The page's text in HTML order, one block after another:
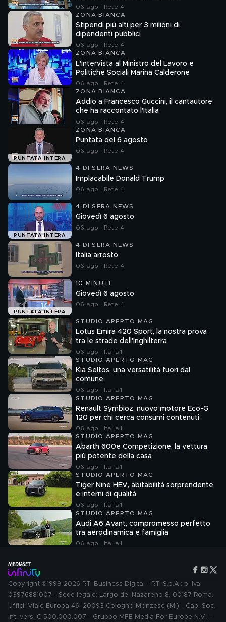
06 ago | Rete 4
ZONA BIANCA
Stipendi più alti per 3 milioni di
dipendenti pubblici
06 ago | Rete 4
ZONA BIANCA
L'intervista al Ministro del Lavoro e
Politiche Sociali Marina Calderone
06 ago | Rete 4
ZONA BIANCA
Addio a Francesco Guccini, il cantautore
che ha raccontato l'Italia
06 ago | Rete 4
PUNTATA INTERA
ZONA BIANCA
Puntata del 6 agosto
06 ago | Rete 4
4 DI SERA NEWS
Implacabile Donald Trump
06 ago | Rete 4
PUNTATA INTERA
4 DI SERA NEWS
Giovedì 6 agosto
06 ago | Rete 4
4 DI SERA NEWS
Italia arrosto
06 ago | Rete 4
PUNTATA INTERA
10 MINUTI
Giovedì 6 agosto
06 ago | Rete 4
STUDIO APERTO MAG
Lotus Emira 420 Sport, la nostra prova
tra le strade dell'Inghilterra
06 ago | Italia 1
STUDIO APERTO MAG
Kia Seltos, una versatilità fuori dal
comune
06 ago | Italia 1
STUDIO APERTO MAG
Renault Symbioz, nuovo motore Eco-G
120 per chi cerca consumi contenuti
06 ago | Italia 1
STUDIO APERTO MAG
Abarth 600e Competizione, la vettura
più potente della casa
06 ago | Italia 1
STUDIO APERTO MAG
Tiger Nine HEV, abitabilità sorprendente
e interni di qualità
06 ago | Italia 1
STUDIO APERTO MAG
Audi A6 Avant, compromesso perfetto
tra aerodinamica e famiglia
06 ago | Italia 1
Copyright ©1999-2026 RTI Business Digital - RTI S.p.A.: p. iva
03976881007 - Sede legale: Largo del Nazareno 8, 00187 Roma.
Uffici: Viale Europa 46, 20093 Cologno Monzese (MI) - Cap. Soc.
int. vers. € 500.000.007 - Gruppo MFE Media For Europe N.V. -